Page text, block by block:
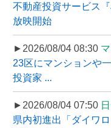
不動産投資サービス
放映開始
►2026/08/04 08:30
23区にマンションや
投資家 ...
►2026/08/04 07:50
県内初進出「ダイワ